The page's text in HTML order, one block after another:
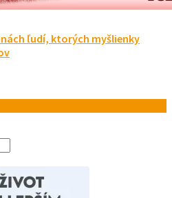
ľudí, ktorých myšlienky